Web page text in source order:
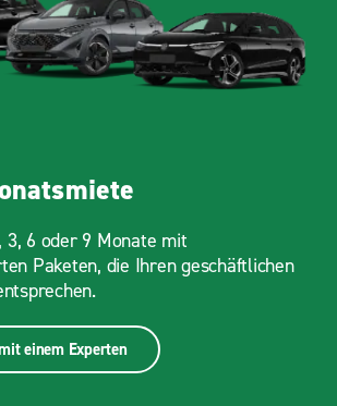
3, 6 oder 9 Monate mit
Paketen, die Ihren geschäftlichen
einem Experten